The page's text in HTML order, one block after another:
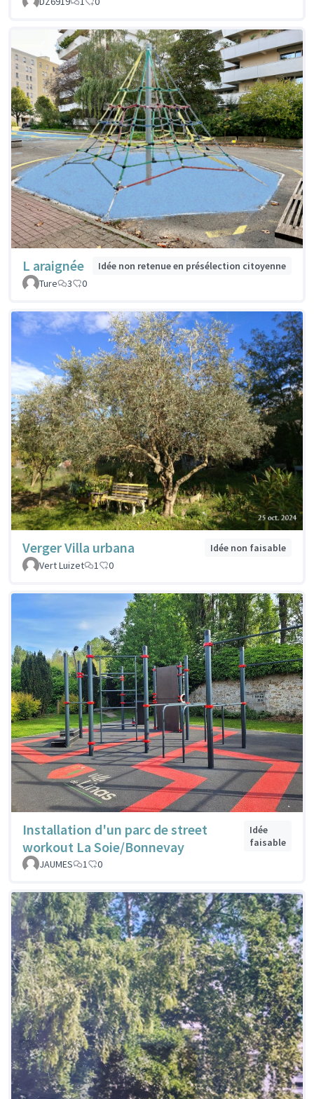
L araignée
Idée non retenue en présélection citoyenne
Ture
3 0
Verger Villa urbana
Idée non faisable
Vert Luizet
1 0
Installation d'un parc de street
workout La Soie/Bonnevay
Idée
faisable
JAUMES
1 0